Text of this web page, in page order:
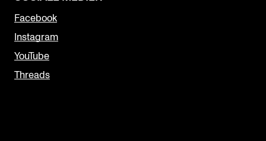
Facebook
Instagram
YouTube
Threads